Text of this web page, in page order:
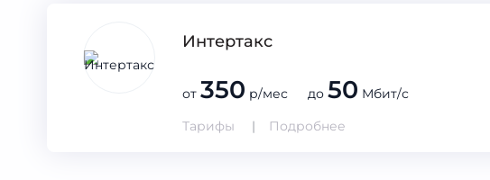
Интертакс
от 350 р/мес до 50 Мбит/с
Тарифы
Подробнее